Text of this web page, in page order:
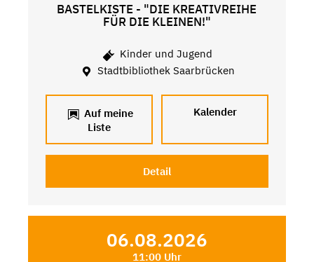
BASTELKISTE - "DIE KREATIVREIHE
FÜR DIE KLEINEN!"
Kinder und Jugend
Stadtbibliothek Saarbrücken
Auf meine
Liste
Kalender
Detail
06.08.2026
11:00 Uhr